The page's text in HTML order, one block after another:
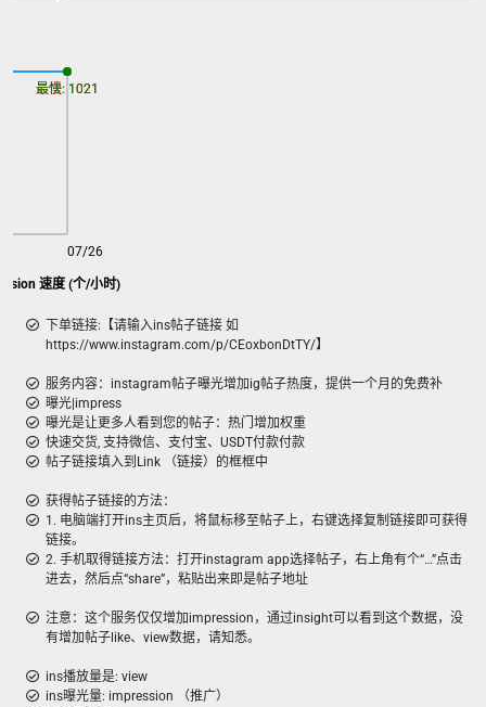
速度 (个/小时)
07/26
最慢: 1021
最快: 1021
下单链接:【请输入ins帖子链接 如
https://www.instagram.com/p/CEoxbonDtTY/】
服务内容：instagram帖子曝光增加ig帖子热度，提供一个月的免费补
曝光|impress
曝光是让更多人看到您的帖子：热门增加权重
快速交货, 支持微信、支付宝、USDT付款付款
帖子链接填入到Link （链接）的框框中
获得帖子链接的方法：
1. 电脑端打开ins主页后，将鼠标移至帖子上，右键选择复制链接即可获得
链接。
2. 手机取得链接方法：打开instagram app选择帖子，右上角有个“…”点击
进去，然后点“share”，粘贴出来即是帖子地址
注意：这个服务仅仅增加impression，通过insight可以看到这个数据，没
有增加帖子like、view数据，请知悉。
ins播放量是: view
ins曝光量: impression （推广）